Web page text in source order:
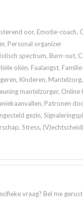
oor, Emotie-coach,
Personal organizer
spectrum, Burn-out,
oliën, Faalangst,
Kinderen,
mantelzorger, Online
Patronen
gezin,
Stress,
vraag? Bel me